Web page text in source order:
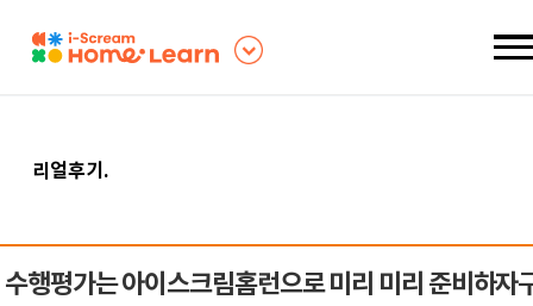
리얼후기 .
수행평가는 아이스크림홈런으로 미리 미리 준비하자